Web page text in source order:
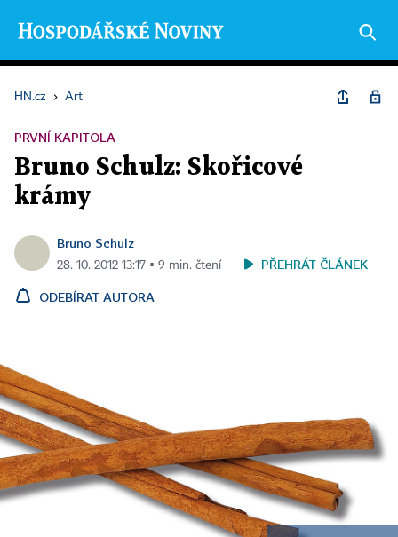
HN.cz › Art
PRVNÍ KAPITOLA
Bruno Schulz: Skořicové
krámy
Bruno Schulz
28. 10. 2012 13:17 ▪ 9 min. čtení PŘEHRÁT ČLÁNEK
ODEBÍRAT AUTORA